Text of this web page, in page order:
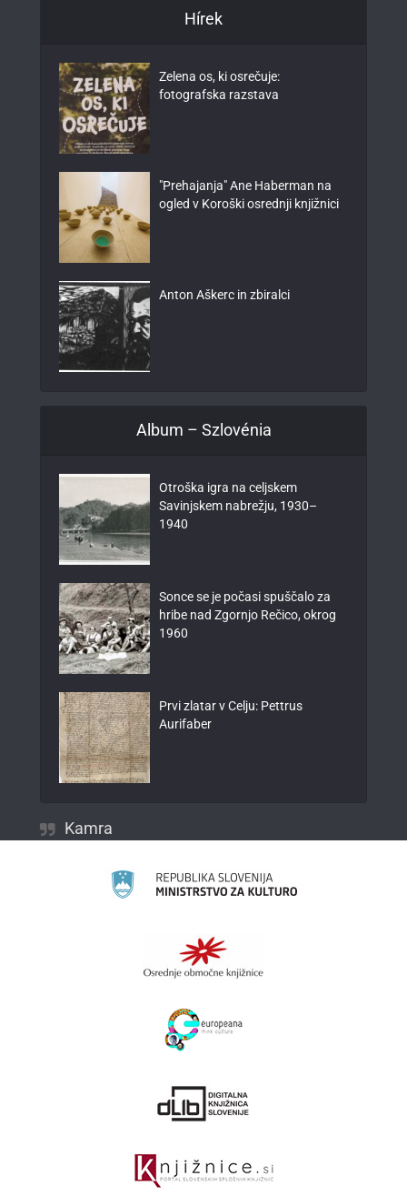
Hírek
Zelena os, ki osrečuje:
fotografska razstava
"Prehajanja" Ane Haberman na
ogled v Koroški osrednji knjižnici
Anton Aškerc in zbiralci
Album – Szlovénia
Otroška igra na celjskem
Savinjskem nabrežju, 1930–
1940
Sonce se je počasi spuščalo za
hribe nad Zgornjo Rečico, okrog
1960
Prvi zlatar v Celju: Pettrus
Aurifaber
Kamra